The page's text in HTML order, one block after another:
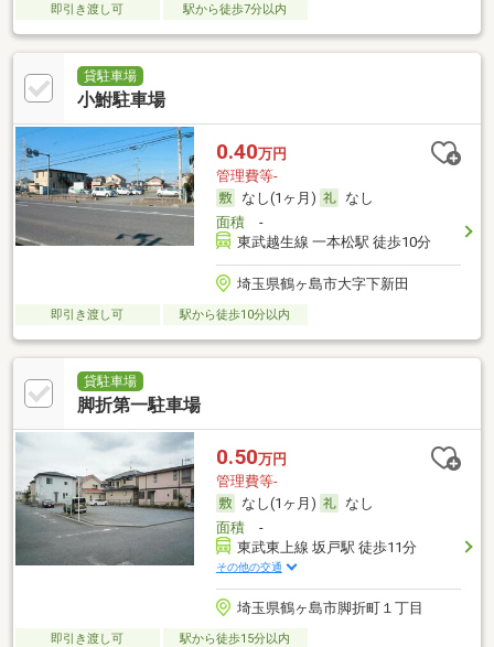
即引き渡し可 駅から徒歩7分以内
貸駐車場
小鮒駐車場
0.40万円
管理費等-
なし(1ヶ月)
なし
面積-
東武越生線 一本松駅 徒歩10分
埼玉県鶴ヶ島市大字下新田
即引き渡し可 駅から徒歩10分以内
貸駐車場
脚折第一駐車場
0.50万円
管理費等-
なし(1ヶ月)
なし
面積-
東武東上線 坂戸駅 徒歩11分
その他の交通
埼玉県鶴ヶ島市脚折町１丁目
即引き渡し可 駅から徒歩15分以内